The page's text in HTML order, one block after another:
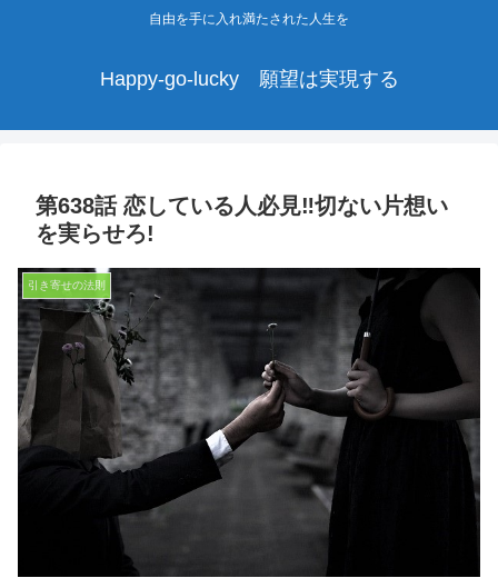
自由を手に入れ満たされた人生を
Happy-go-lucky 願望は実現する
第638話 恋している人必見‼切ない片想い
を実らせろ!
引き寄せの法則